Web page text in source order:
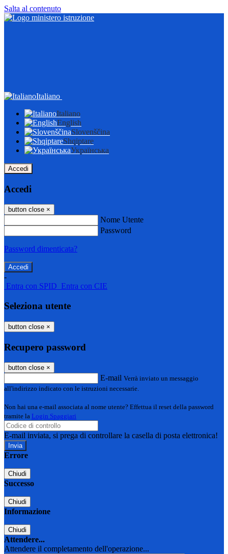
Salta al contenuto
Italiano
Italiano
English
Slovenščina
Shqiptare
Українська
Accedi
Accedi
button close ×
Nome Utente
Password
Password dimenticata?
-
Entra con SPID Entra con CIE
Seleziona utente
button close ×
Recupero password
button close ×
E-mail Verrà inviato un messaggio
all'indirizzo indicato con le istruzioni necessarie.
Non hai una e-mail associata al nome utente? Effettua il reset della password
tramite la Login Spaggiari
E-mail inviata, si prega di controllare la casella di posta elettronica!
Errore
Chiudi
Successo
Chiudi
Informazione
Chiudi
Attendere...
Attendere il completamento dell'operazione...